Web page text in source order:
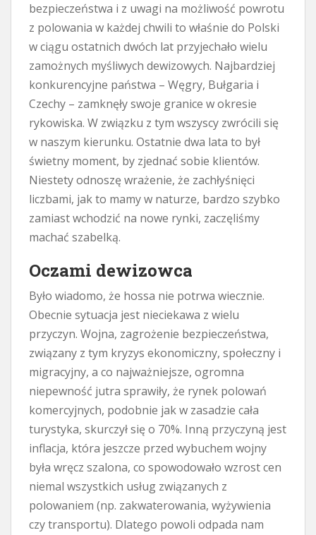
bezpieczeństwa i z uwagi na możliwość powrotu
z polowania w każdej chwili to właśnie do Polski
w ciągu ostatnich dwóch lat przyjechało wielu
zamożnych myśliwych dewizowych. Najbardziej
konkurencyjne państwa – Węgry, Bułgaria i
Czechy – zamknęły swoje granice w okresie
rykowiska. W związku z tym wszyscy zwrócili się
w naszym kierunku. Ostatnie dwa lata to był
świetny moment, by zjednać sobie klientów.
Niestety odnoszę wrażenie, że zachłyśnięci
liczbami, jak to mamy w naturze, bardzo szybko
zamiast wchodzić na nowe rynki, zaczęliśmy
machać szabelką.
Oczami dewizowca
Było wiadomo, że hossa nie potrwa wiecznie.
Obecnie sytuacja jest nieciekawa z wielu
przyczyn. Wojna, zagrożenie bezpieczeństwa,
związany z tym kryzys ekonomiczny, społeczny i
migracyjny, a co najważniejsze, ogromna
niepewność jutra sprawiły, że rynek polowań
komercyjnych, podobnie jak w zasadzie cała
turystyka, skurczył się o 70%. Inną przyczyną jest
inflacja, która jeszcze przed wybuchem wojny
była wręcz szalona, co spowodowało wzrost cen
niemal wszystkich usług związanych z
polowaniem (np. zakwaterowania, wyżywienia
czy transportu). Dlatego powoli odpada nam